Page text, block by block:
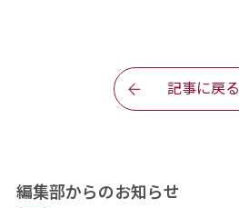
記事に戻る
編集部からのお知らせ